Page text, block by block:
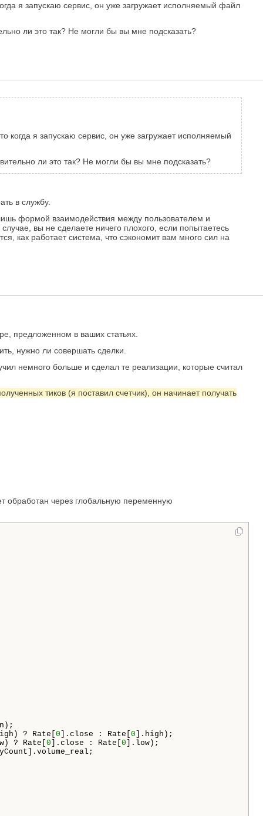
я запускаю сервис, он уже загружает исполняемый файл
ли это так? Не могли бы вы мне подсказать?
когда я запускаю сервис, он уже загружает исполняемый
ли это так? Не могли бы вы мне подсказать?
в службу.
формой взаимодействия между пользователем и
вы не сделаете ничего плохого, если попытаетесь
как работает система, что сэкономит вам много сил на
предложенном в ваших статьях.
нужно ли совершать сделки.
немного больше и сделал те реализации, которые считал
тиков (я поставил счетчик), он начинает получать
обработан через глобальную переменную
? Rate[ 0 ].close : Rate[ 0 ].high);
? Rate[ 0 ].close : Rate[ 0 ].low);